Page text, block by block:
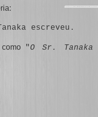
escreveu.
"O Sr. Tanaka